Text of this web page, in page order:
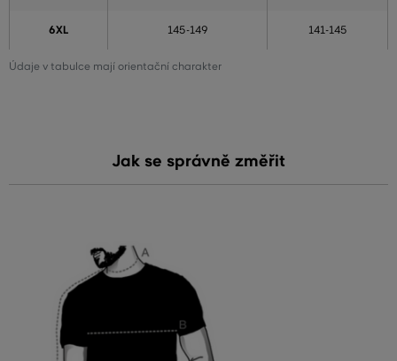
Údaje v tabulce mají orientační charakter
6XL 145-149 141-145
Jak se správně změřit